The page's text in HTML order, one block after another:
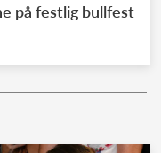
på festlig bullfest